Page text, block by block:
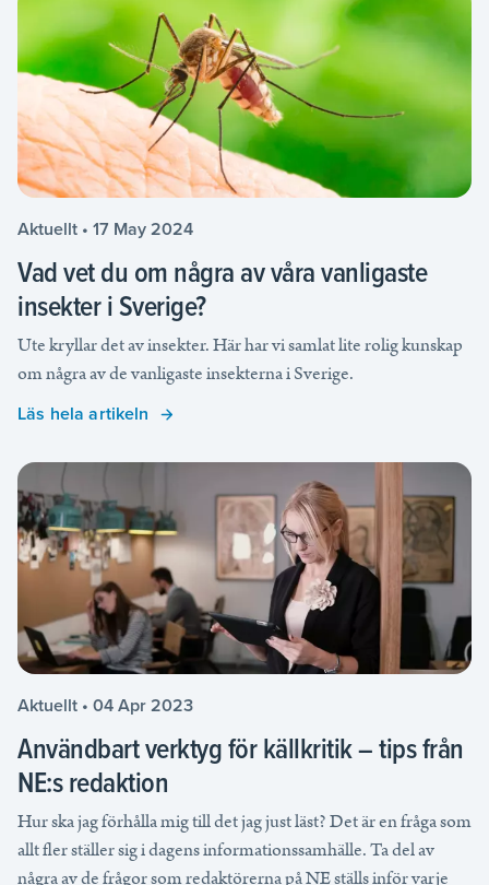
Aktuellt • 17 May 2024
Vad vet du om några av våra vanligaste
insekter i Sverige?
Ute kryllar det av insekter. Här har vi samlat lite rolig kunskap
om några av de vanligaste insekterna i Sverige.
Läs hela artikeln
Aktuellt • 04 Apr 2023
Användbart verktyg för källkritik – tips från
NE:s redaktion
Hur ska jag förhålla mig till det jag just läst? Det är en fråga som
allt fler ställer sig i dagens informationssamhälle. Ta del av
några av de frågor som redaktörerna på NE ställs inför varje